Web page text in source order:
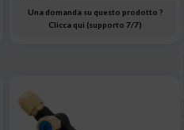
Una domanda su questo prodotto ?
Clicca qui (supporto 7/7)